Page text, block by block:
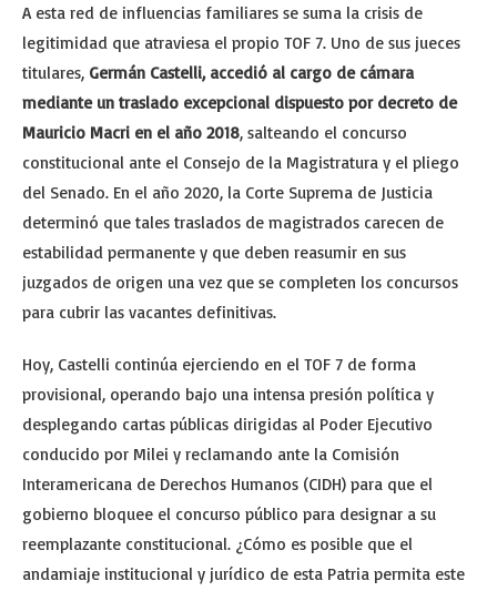
A esta red de influencias familiares se suma la crisis de
legitimidad que atraviesa el propio TOF 7. Uno de sus jueces
titulares, Germán Castelli, accedió al cargo de cámara
mediante un traslado excepcional dispuesto por decreto de
Mauricio Macri en el año 2018, salteando el concurso
constitucional ante el Consejo de la Magistratura y el pliego
del Senado. En el año 2020, la Corte Suprema de Justicia
determinó que tales traslados de magistrados carecen de
estabilidad permanente y que deben reasumir en sus
juzgados de origen una vez que se completen los concursos
para cubrir las vacantes definitivas.
Hoy, Castelli continúa ejerciendo en el TOF 7 de forma
provisional, operando bajo una intensa presión política y
desplegando cartas públicas dirigidas al Poder Ejecutivo
conducido por Milei y reclamando ante la Comisión
Interamericana de Derechos Humanos (CIDH) para que el
gobierno bloquee el concurso público para designar a su
reemplazante constitucional. ¿Cómo es posible que el
andamiaje institucional y jurídico de esta Patria permita este